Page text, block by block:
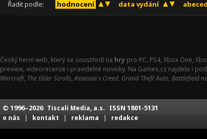
Řadit podle: hodnocení data vydání
Český herní web, který se soustředí na hry pro PC, PS4, Xbox One,
preview, videorecenze i pravidelné novinky. Na Games.cz najdete i
Warcraft, The Elder Scrolls,Assassin's Creed, Grand Theft Auto, Battlefield
© 1996–2026 Tiscali Media, a.s. ISSN 1801-5131
o nás | kontakt | reklama | redakce